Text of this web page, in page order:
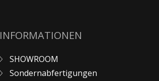
INFORMATIONEN
SHOWROOM
Sondernabfertigungen